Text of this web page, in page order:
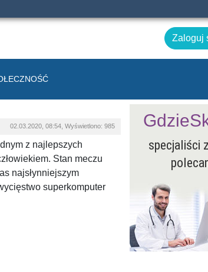
Zaloguj
02.03.2020, 08:54, Wyświetlono: 985
z najlepszych
Stan meczu
najsłynniejszym
superkomputer
specjaliści